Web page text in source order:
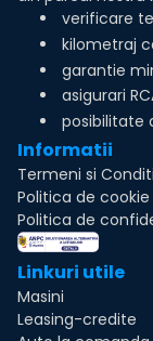
verificare
kilometraj
garantie
asigurari
posibilitate
Informatii
Termeni si
Politica de cookie
Politica de
Linkuri utile
Masini
Leasing-credite